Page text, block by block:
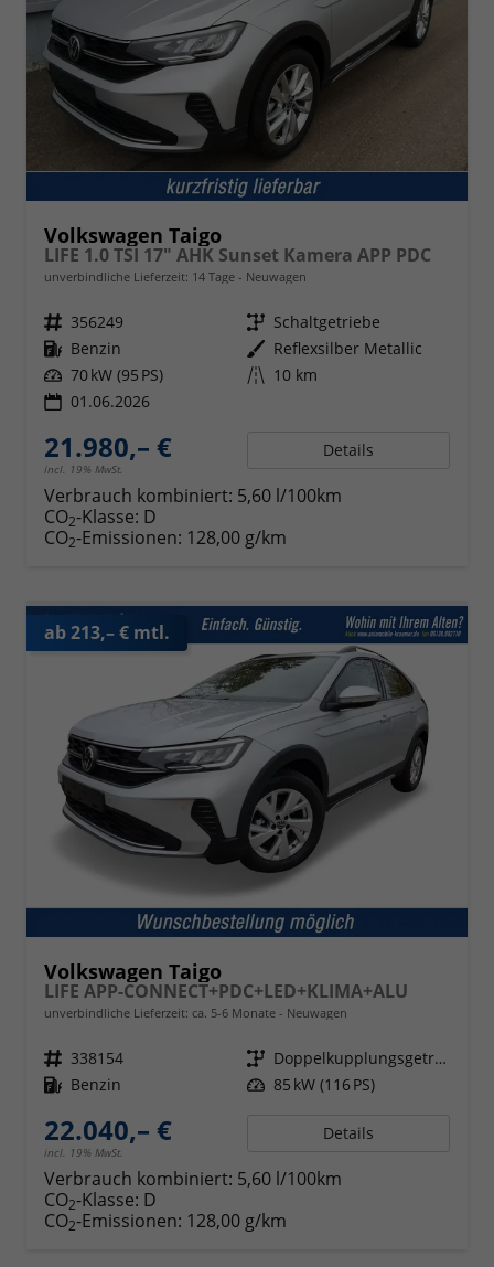
Volkswagen Taigo
LIFE 1.0 TSI 17" AHK Sunset Kamera APP PDC
unverbindliche Lieferzeit: 14 Tage Neuwagen
Fahrzeugnr. 356249 Getriebe Schaltgetriebe
Kraftstoff Benzin Außenfarbe Reflexsilber Metallic
Leistung 70 kW (95 PS) Kilometerstand 10 km
01.06.2026
21.980,– €
incl. 19% MwSt.
Details
Verbrauch kombiniert: 5,60 l/100km
CO2-Klasse: D
CO2-Emissionen: 128,00 g/km
ab 213,– € mtl.
Volkswagen Taigo
LIFE APP-CONNECT+PDC+LED+KLIMA+ALU
unverbindliche Lieferzeit: ca. 5-6 Monate Neuwagen
Fahrzeugnr. 338154 Getriebe
Doppelkupplungsgetriebe (DSG)
Kraftstoff Benzin Leistung 85 kW (116 PS)
22.040,– €
incl. 19% MwSt.
Details
Verbrauch kombiniert: 5,60 l/100km
CO2-Klasse: D
CO2-Emissionen: 128,00 g/km